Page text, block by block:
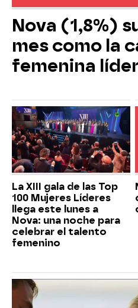
Nova (1,8%)
mes como la
femenina líder
La XIII gala de las Top
100 Mujeres Líderes
llega este lunes a
Nova: una noche para
celebrar el talento
femenino